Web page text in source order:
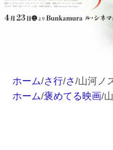
ホーム/さ行/さ/山河ノ
ホーム/褒めてる映画/